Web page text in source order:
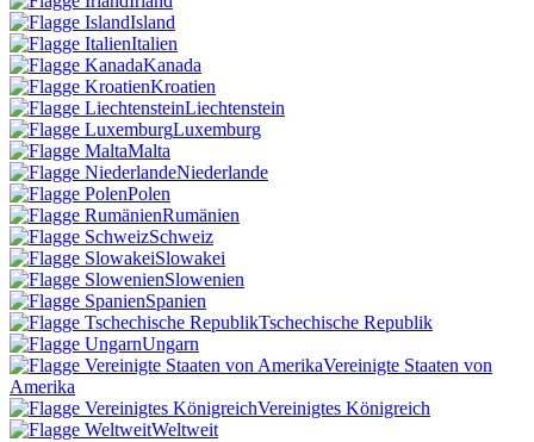
Island
Italien
Kanada
Kroatien
Liechtenstein
Luxemburg
Malta
Niederlande
Polen
Rumänien
Schweiz
Slowakei
Slowenien
Spanien
Tschechische Republik
Ungarn
Vereinigte Staaten von
Amerika
Vereinigtes Königreich
Weltweit